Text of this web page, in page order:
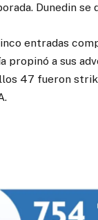
Dunedin
entradas
propinó a sus
47 fueron